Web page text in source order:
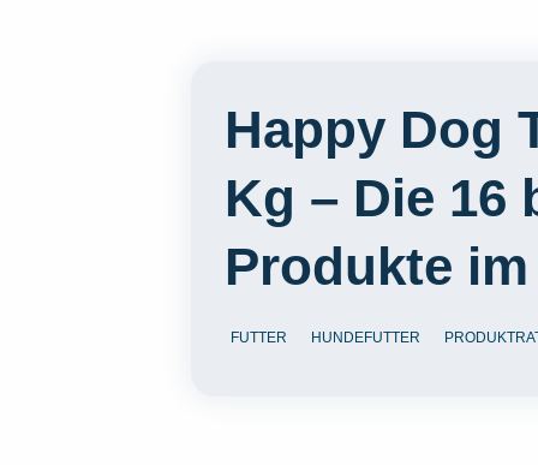
Happy Dog
Kg – Die 16
Produkte
FUTTER HUNDEFUTTER